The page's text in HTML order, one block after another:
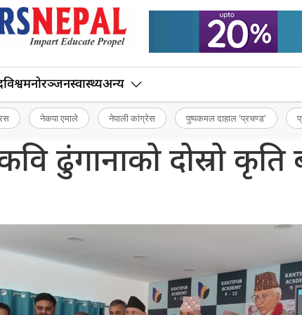
विश्वमनोरञ्जनस्वास्थ्यअन्य
नेकपा एमाले नेपाली कांग्रेस पुष्पकमल दाहाल ‘प्रचण्ड’
ढुंगानाको दोस्रो कृति